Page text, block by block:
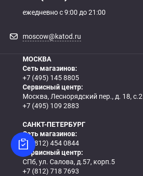
ежедневно с 9:00 до 21:00
moscow@katod.ru
МОСКВА
Сеть магазинов:
+7 (495) 145 8805
Сервисный центр:
Москва, Леснорядский пер., д. 18, с.2
+7 (495) 109 2883
САНКТ-ПЕТЕРБУРГ
Сеть магазинов:
+7 (812) 454 0844
Сервисный центр:
СПб, ул. Салова, д.57, корп.5
+7 (812) 718 7693